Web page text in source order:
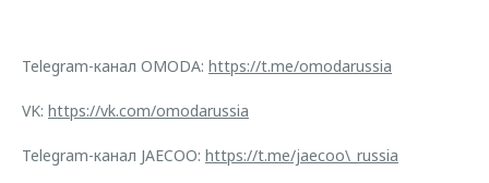
Telegram-канал OMODA: https://t.me/omodarussia
VK: https://vk.com/omodarussia
Telegram-канал JAECOO: https://t.me/jaecoo\_russia